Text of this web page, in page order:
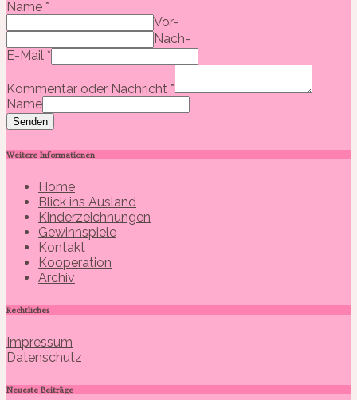
Name *
Vor-
Nach-
E-Mail *
Kommentar oder Nachricht *
Name
Senden
Weitere Informationen
Home
Blick ins Ausland
Kinderzeichnungen
Gewinnspiele
Kontakt
Kooperation
Archiv
Rechtliches
Impressum
Datenschutz
Neueste Beiträge